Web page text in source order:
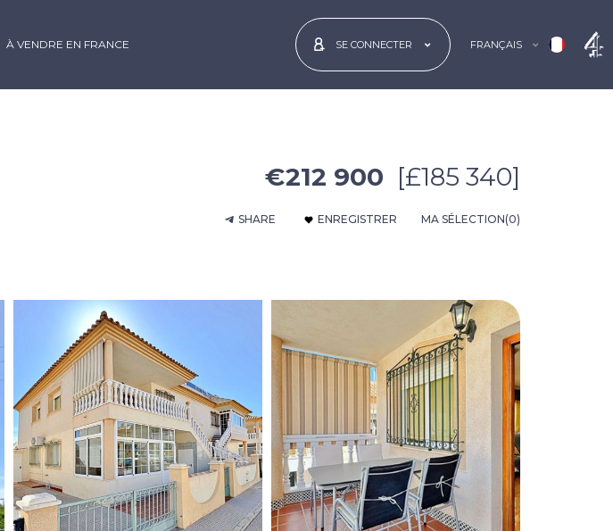
À VENDRE EN FRANCE SE CONNECTER FRANÇAIS
€212 900 [£185 340]
SHARE ENREGISTRER MA SÉLECTION(0)